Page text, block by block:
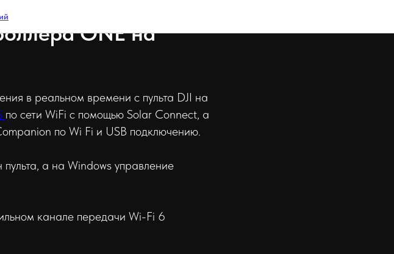
ONE на
в реальном времени с пульта DJI на
по сети WiFi c помощью Solar Connect, а
по Wi Fi и USB подключению.
а на Windows управление
канале передачи Wi-Fi 6